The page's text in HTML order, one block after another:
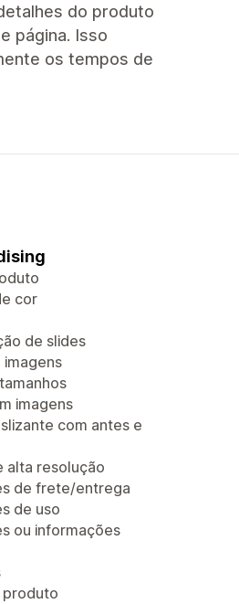
do produto
página. Isso
os tempos de
cor
de slides
imagens
imagens
com antes e
alta resolução
de frete/entrega
de uso
ou informações
produto